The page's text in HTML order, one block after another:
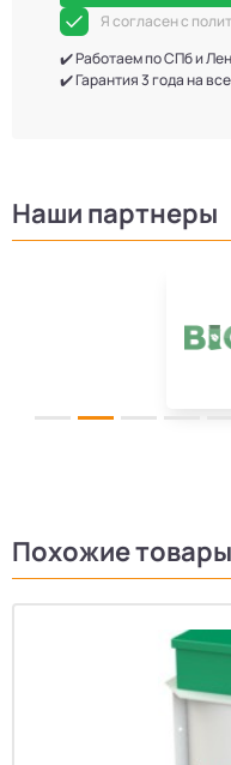
Я согласен с
✔️ Работаем по СПб и
✔️ Гарантия 3 года на
Наши партнеры
Похожие товары